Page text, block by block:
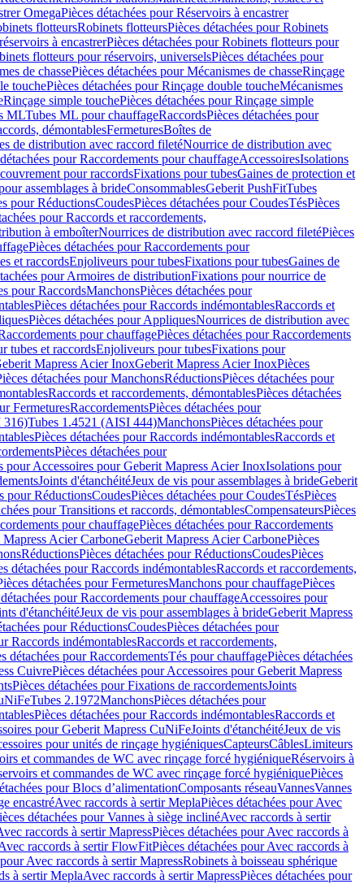
OmegaPièces détachées pour Réservoirs à encastrer
flotteursRobinets flotteursPièces détachées pour Robinets
à encastrerPièces détachées pour Robinets flotteurs pour
flotteurs pour réservoirs, universelsPièces détachées pour
de chassePièces détachées pour Mécanismes de chasseRinçage
touchePièces détachées pour Rinçage double toucheMécanismes
Rinçage simple touchePièces détachées pour Rinçage simple
MLTubes ML pour chauffageRaccordsPièces détachées pour
démontablesFermeturesBoîtes de
de distribution avec raccord filetéNourrice de distribution avec
pour Raccordements pour chauffageAccessoiresIsolations
pour raccordsFixations pour tubesGaines de protection et
assemblages à brideConsommablesGeberit PushFitTubes
pour RéductionsCoudesPièces détachées pour CoudesTésPièces
pour Raccords et raccordements,
à emboîterNourrices de distribution avec raccord filetéPièces
Pièces détachées pour Raccordements pour
et raccordsEnjoliveurs pour tubesFixations pour tubesGaines de
pour Armoires de distributionFixations pour nourrice de
pour RaccordsManchonsPièces détachées pour
Pièces détachées pour Raccords indémontablesRaccords et
Pièces détachées pour AppliquesNourrices de distribution avec
pour chauffagePièces détachées pour Raccordements
tubes et raccordsEnjoliveurs pour tubesFixations pour
Mapress Acier InoxGeberit Mapress Acier InoxPièces
détachées pour ManchonsRéductionsPièces détachées pour
Raccords et raccordements, démontablesPièces détachées
FermeturesRaccordementsPièces détachées pour
316)Tubes 1.4521 (AISI 444)ManchonsPièces détachées pour
Pièces détachées pour Raccords indémontablesRaccords et
Pièces détachées pour
pour Accessoires pour Geberit Mapress Acier InoxIsolations pour
Joints d'étanchéitéJeux de vis pour assemblages à brideGeberit
pour RéductionsCoudesPièces détachées pour CoudesTésPièces
pour Transitions et raccords, démontablesCompensateursPièces
pour chauffagePièces détachées pour Raccordements
Acier CarboneGeberit Mapress Acier CarbonePièces
RéductionsPièces détachées pour RéductionsCoudesPièces
détachées pour Raccords indémontablesRaccords et raccordements,
détachées pour FermeturesManchons pour chauffagePièces
pour Raccordements pour chauffageAccessoires pour
d'étanchéitéJeux de vis pour assemblages à brideGeberit Mapress
pour RéductionsCoudesPièces détachées pour
Raccords indémontablesRaccords et raccordements,
détachées pour RaccordementsTés pour chauffagePièces détachées
CuivrePièces détachées pour Accessoires pour Geberit Mapress
Pièces détachées pour Fixations de raccordementsJoints
Tubes 2.1972ManchonsPièces détachées pour
Pièces détachées pour Raccords indémontablesRaccords et
pour Geberit Mapress CuNiFeJoints d'étanchéitéJeux de vis
pour unités de rinçage hygiéniquesCapteursCâblesLimiteurs
et commandes de WC avec rinçage forcé hygiéniqueRéservoirs à
et commandes de WC avec rinçage forcé hygiéniquePièces
pour Blocs d’alimentationComposants réseauVannesVannes
encastréAvec raccords à sertir MeplaPièces détachées pour Avec
détachées pour Vannes à siège inclinéAvec raccords à sertir
raccords à sertir MapressPièces détachées pour Avec raccords à
raccords à sertir FlowFitPièces détachées pour Avec raccords à
Avec raccords à sertir MapressRobinets à boisseau sphérique
à sertir MeplaAvec raccords à sertir MapressPièces détachées pour